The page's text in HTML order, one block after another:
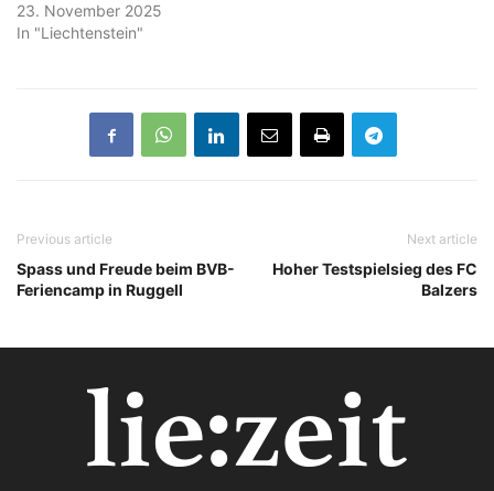
23. November 2025
In "Liechtenstein"
Previous article
Spass und Freude beim BVB-
Feriencamp in Ruggell
Next article
Hoher Testspielsieg des FC
Balzers